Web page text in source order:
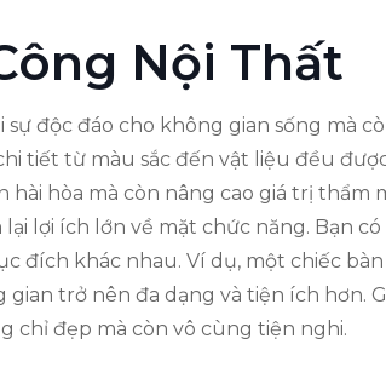
Nội Thất
độc đáo cho không gian sống mà
tiết từ màu sắc đến vật liệu đều
hòa mà còn nâng cao giá trị thẩm
lợi ích lớn về mặt chức năng. Bạn
đích khác nhau. Ví dụ, một chiếc
trở nên đa dạng và tiện ích hơn.
chỉ đẹp mà còn vô cùng tiện nghi.